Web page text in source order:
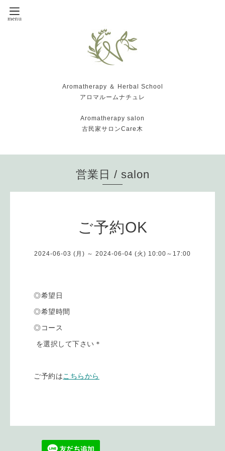
Aromatherapy ＆ Herbal School
アロマルームナチュレ
Aromatherapy salon
古民家サロンCare木
営業日 / salon
ご予約OK
2024-06-03 (月) ～ 2024-06-04 (火) 10:00～17:00
◎希望日
◎希望時間
◎コース
を選択して下さい＊
ご予約はこちらから